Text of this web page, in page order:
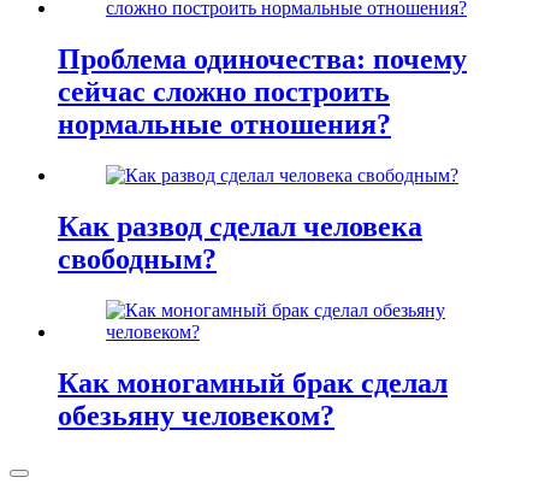
Проблема одиночества: почему
сейчас сложно построить
нормальные отношения?
Как развод сделал человека
свободным?
Как моногамный брак сделал
обезьяну человеком?